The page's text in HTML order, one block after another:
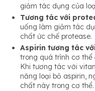
giảm tác dụng của
Tương tác với
uống làm giảm tác
chất ức chế protease.
Aspirin tương tác
trong quá trình cơ
Khi tương tác với
năng loại bỏ aspirin,
chất này trong cơ thể.